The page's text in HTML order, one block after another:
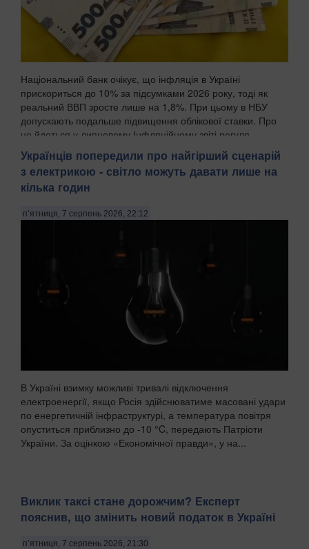
Національний банк очікує, що інфляція в Україні
прискориться до 10% за підсумками 2026 року, тоді як
реальний ВВП зросте лише на 1,8%. При цьому в НБУ
допускають подальше підвищення облікової ставки. Про
це йдеться у липневому Інфляційному звіті регуля...
Українців попередили про найгірший сценарій
з електрикою - світло можуть давати лише на
кілька годин
п’ятниця, 7 серпень 2026, 22:12
В Україні взимку можливі тривалі відключення
електроенергії, якщо Росія здійснюватиме масовані удари
по енергетичній інфраструктурі, а температура повітря
опуститься приблизно до -10 °C, передають Патріоти
України. За оцінкою «Економічної правди», у на...
Виклик таксі стане дорожчим? Експерт
пояснив, що змінить новий податок в Україні
п’ятниця, 7 серпень 2026, 21:30